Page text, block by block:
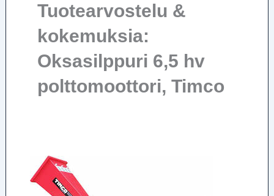
Tuotearvostelu &
kokemuksia:
Oksasilppuri 6,5 hv
polttomoottori, Timco